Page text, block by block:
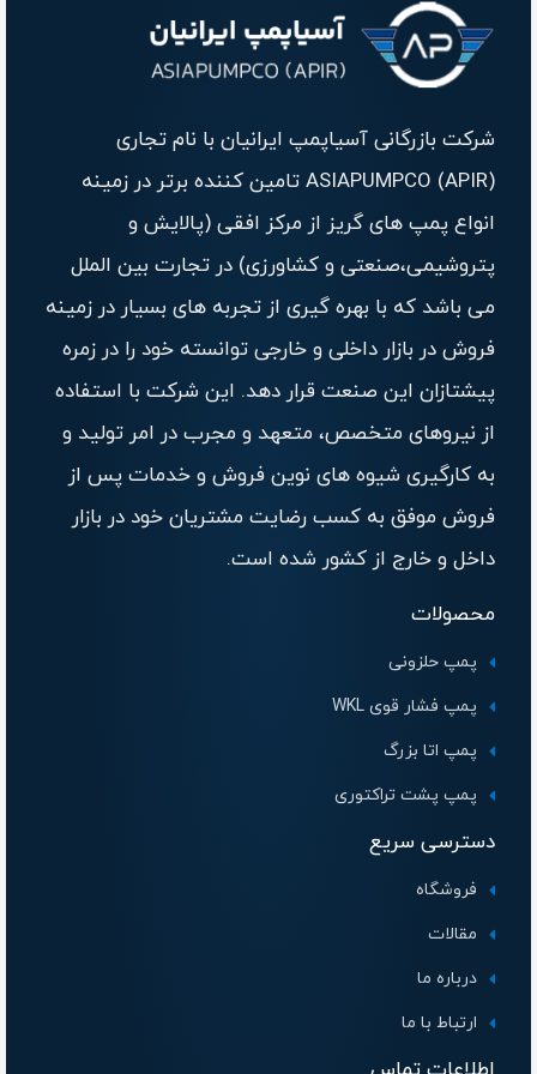
شرکت بازرگانی آسیاپمپ ایرانیان با نام تجاری
(ASIAPUMPCO (APIR تامین کننده برتر در زمینه
انواع پمپ های گریز از مرکز افقی (پالایش و
پتروشیمی،صنعتی و کشاورزی) در تجارت بین الملل
می باشد که با بهره گیری از تجربه های بسیار در زمینه
فروش در بازار داخلی و خارجی توانسته خود را در زمره
پیشتازان این صنعت قرار دهد. این شرکت با استفاده
از نیروهای متخصص، متعهد و مجرب در امر تولید و
به کارگیری شیوه های نوین فروش و خدمات پس از
فروش موفق به کسب رضایت مشتریان خود در بازار
داخل و خارج از کشور شده است.
محصولات
پمپ حلزونی
پمپ فشار قوی WKL
پمپ اتا بزرگ
پمپ پشت تراکتوری
دسترسی سریع
فروشگاه
مقالات
درباره ما
ارتباط با ما